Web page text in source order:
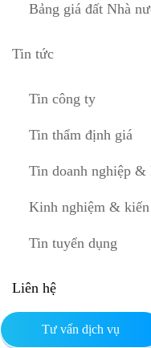
Bảng giá đất Nhà
Tin tức
Tin công ty
Tin thẩm định giá
Tin doanh nghiệp &
Kinh nghiệm &
Tin tuyển dụng
Liên hệ
Tư vấn dịch vụ